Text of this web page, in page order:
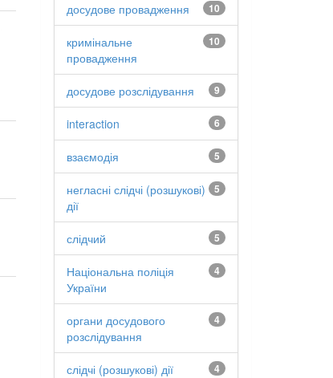
10
досудове провадження
10
кримінальне
провадження
9
досудове розслідування
6
interaction
5
взаємодія
5
негласні слідчі (розшукові)
дії
5
слідчий
4
Національна поліція
України
4
органи досудового
розслідування
4
слідчі (розшукові) дії